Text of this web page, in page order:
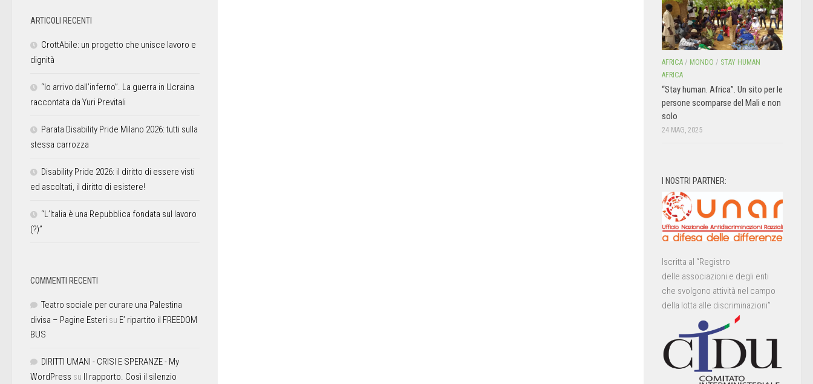
ARTICOLI RECENTI
CrottAbile: un progetto che unisce lavoro e
dignità
“Io arrivo dall’inferno”. La guerra in Ucraina
raccontata da Yuri Previtali
Parata Disability Pride Milano 2026: tutti sulla
stessa carrozza
Disability Pride 2026: il diritto di essere visti
ed ascoltati, il diritto di esistere!
“L’Italia è una Repubblica fondata sul lavoro
(?)”
COMMENTI RECENTI
Teatro sociale per curare una Palestina
divisa – Pagine Esteri su E’ ripartito il FREEDOM
BUS
DIRITTI UMANI - CRISI E SPERANZE - My
WordPress su Il rapporto. Così il silenzio
AFRICA / MONDO / STAY HUMAN
AFRICA
“Stay human. Africa”. Un sito per le
persone scomparse del Mali e non
solo
24 MAG, 2025
I NOSTRI PARTNER:
Iscritta al “Registro
delle associazioni e degli enti
che svolgono attività nel campo
della lotta alle discriminazioni”